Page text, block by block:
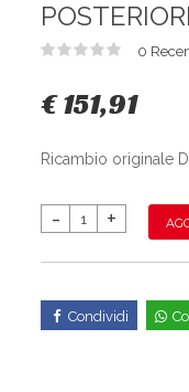
0
€ 151,91
Ricambio originale
Condividi